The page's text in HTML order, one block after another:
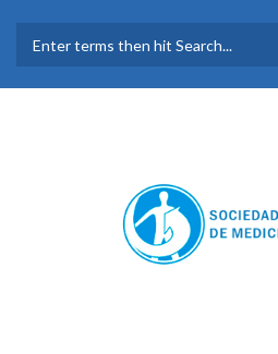
FORMULARIO DE
BÚSQUEDA